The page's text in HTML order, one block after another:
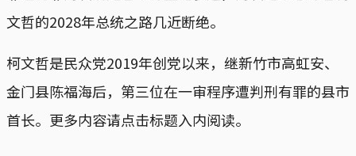
文哲的2028年总统之路几近断绝。
柯文哲是民众党2019年创党以来，继新竹市高虹安、
金门县陈福海后，第三位在一审程序遭判刑有罪的县市
首长。更多内容请点击标题入内阅读。